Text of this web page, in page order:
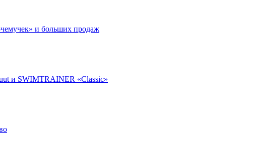
и больших продаж
и SWIMTRAINER «Classic»